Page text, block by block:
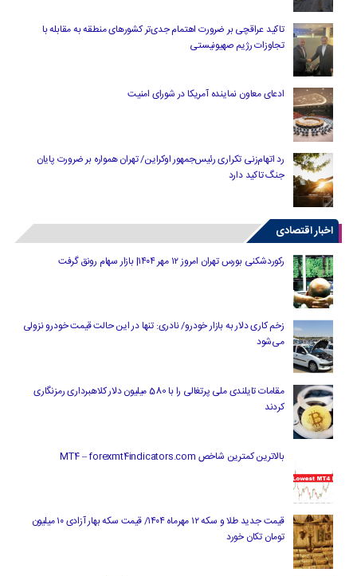
تاکید عراقچی بر ضرورت اهتمام جدی‌تر کشورهای منطقه به مقابله با
تجاوزات رژیم صهیونیستی
ادعای معاون نماینده آمریکا در شورای امنیت
رد اتهام‌زنی تکراری رئیس‌جمهور اوکراین/ تهران همواره بر ضرورت پایان
جنگ تاکید دارد
اخبار اقتصادی
رکوردشکنی بورس تهران امروز ۱۲ مهر ۱۴۰۴| بازار سهام رونق گرفت
زخم کاری دلار به بازار خودرو/ نادری: تنها در این حالت قیمت خودرو نزولی
می‌شود
مقامات تایلندی ملی پرتغالی را با 580 میلیون دلار کلاهبرداری رمزنگاری
کردند
بالاترین کمترین شاخص MT4 – forexmt4indicators.com
قیمت جدید طلا و سکه ۱۲ مهرماه ۱۴۰۴/ قیمت سکه بهار آزادی ۱۰ میلیون
تومان تکان خورد